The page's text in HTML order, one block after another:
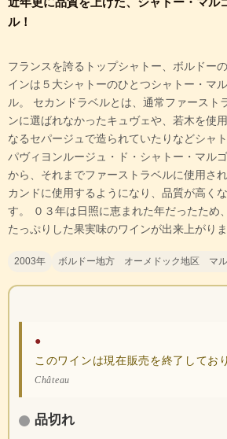
ル！
フランスを誇るトップシャトー、ボルドー
インは５大シャトーのひとつシャトー・マ
ル。 セカンドラベルとは、通常ファースト
ンに選ばれなかったキュヴェや、若木を使
なるセパージュで造られていたりなどシャ
パヴィヨンルージュ・ド・シャトー・マル
から、それまでファーストラベルに使用さ
カンドに使用するようになり、品質が高く
す。 ０３年は日照に恵まれた年だったため
たっぷりした果実味のワインが出来上がりま
2003年 ボルドー地方 オーメドック地区 マ
●
このワインは現在販売を終了してお
Château
品切れ